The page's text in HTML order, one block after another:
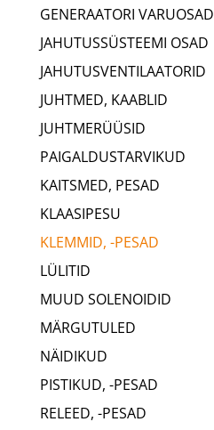
GENERAATORI VARUOSAD
JAHUTUSSÜSTEEMI OSAD
JAHUTUSVENTILAATORID
JUHTMED, KAABLID
JUHTMERÜÜSID
PAIGALDUSTARVIKUD
KAITSMED, PESAD
KLAASIPESU
KLEMMID, -PESAD
LÜLITID
MUUD SOLENOIDID
MÄRGUTULED
NÄIDIKUD
PISTIKUD, -PESAD
RELEED, -PESAD